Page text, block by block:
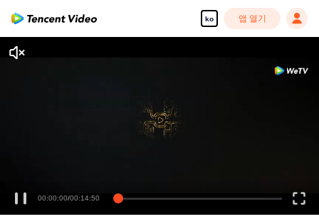
ko 앱 열기
00:00:00/00:14:50